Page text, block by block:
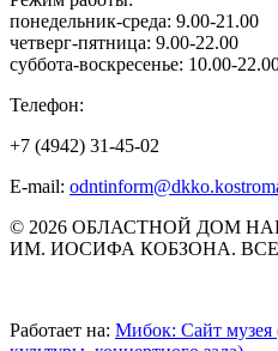
понедельник-среда: 9.00-21.00
четверг-пятница: 9.00-22.00
суббота-воскресенье: 10.00-
Телефон:
+7 (4942) 31-45-02
E-mail:
© 2026 ОБЛАСТНОЙ ДОМ
ИМ. ИОСИФА КОБЗОНА.
Работает на: Мибок: Сайт музея